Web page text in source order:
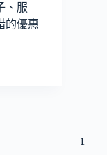
、服
的優惠
1